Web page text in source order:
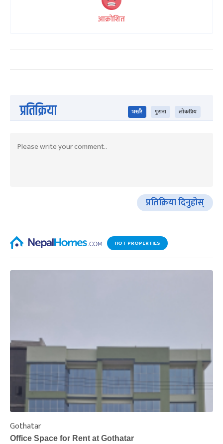
आक्रोशित
प्रतिक्रिया भर्खरै पुराना लोकप्रिय
प्रतिक्रिया दिनुहोस्
HOT PROPERTIES
Gothatar
Office Space for Rent at Gothatar